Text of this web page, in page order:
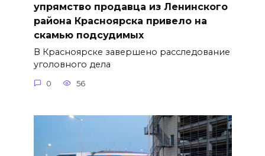
упрямство продавца из Ленинского
района Красноярска привело на
скамью подсудимых
В Красноярске завершено расследование
уголовного дела
0 56